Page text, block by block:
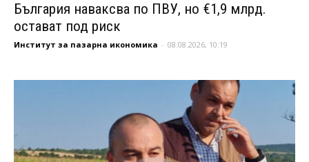
България наваксва по ПВУ, но €1,9 млрд.
остават под риск
Институт за пазарна икономика - 08.08.2026, 10:19